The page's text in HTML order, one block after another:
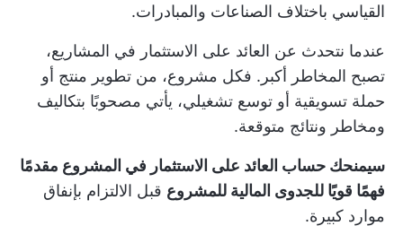
القياسي باختلاف الصناعات والمبادرات.
عندما نتحدث عن العائد على الاستثمار في المشاريع،
تصبح المخاطر أكبر. فكل مشروع، من تطوير منتج أو
حملة تسويقية أو توسع تشغيلي، يأتي مصحوبًا بتكاليف
ومخاطر ونتائج متوقعة.
سيمنحك حساب العائد على الاستثمار في المشروع مقدمًا
فهمًا قويًا للجدوى المالية للمشروع قبل الالتزام بإنفاق
موارد كبيرة.